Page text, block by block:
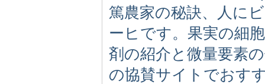
篤農家の秘訣、人に
ーヒです。果実の細
剤の紹介と微量要素
の協賛サイトでおす